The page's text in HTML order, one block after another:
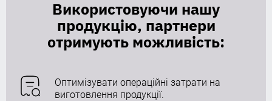
Використовуючи нашу
продукцію, партнери
отримують можливість:
Оптимізувати операційні затрати на
виготовлення продукції.